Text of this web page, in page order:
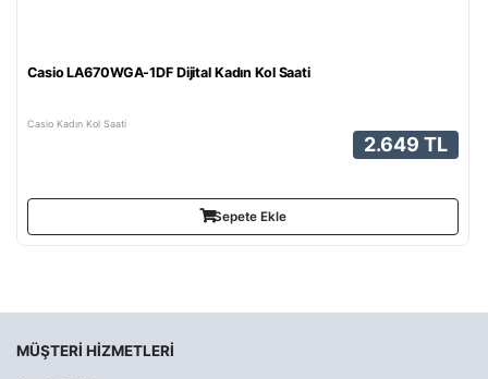
Casio LA670WGA-1DF Dijital Kadın Kol Saati
Casio Kadın Kol Saati
2.649 TL
Sepete Ekle
MÜŞTERI HIZMETLERI